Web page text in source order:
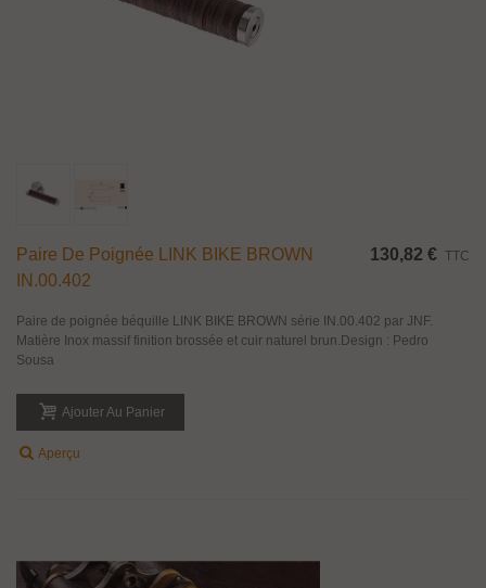
Paire De Poignée LINK BIKE BROWN
IN.00.402
130,82 € TTC
Paire de poignée béquille LINK BIKE BROWN série IN.00.402 par JNF.
Matière Inox massif finition brossée et cuir naturel brun.Design : Pedro
Sousa
Ajouter Au Panier
Aperçu